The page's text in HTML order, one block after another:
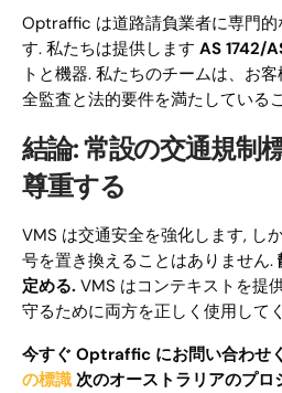
Optraffic は道路請負業者に専門的
す. 私たちは提供します AS 1742/
トと機器. 私たちのチームは、お
全監査と法的要件を満たしている
結論: 常設の交通規制
尊重する
VMS は交通安全を強化します, し
号を置き換えることはありません.
定める. VMS はコンテキストを提
守るために両方を正しく使用して
今すぐ Optraffic にお問い合わせ
の標識 次のオーストラリアのプロ